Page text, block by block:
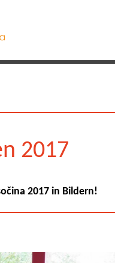
2017
2017 in Bildern!